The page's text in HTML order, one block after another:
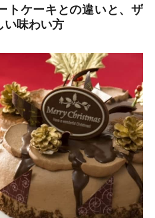
トケーキとの違いと、ザ
い味わい方